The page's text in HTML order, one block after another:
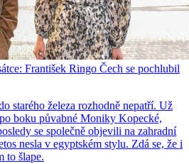
František Ringo Čech se pochlubil
starého železa rozhodně nepatří. Už
boku půvabné Moniky Kopecké,
se společně objevili na zahradní
nesla v egyptském stylu. Zdá se, že i
to šlape.